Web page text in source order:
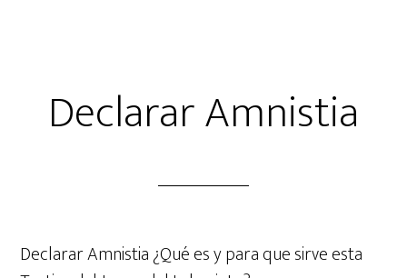
Declarar Amnistia
Declarar Amnistia ¿Qué es y para que sirve esta